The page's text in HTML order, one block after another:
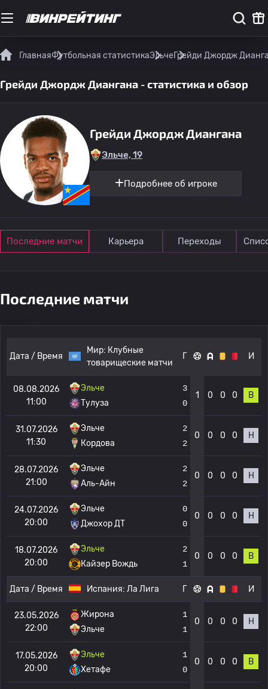
ГлавнаяФутбольная статистикаЭльчеГрейди Джордж
Грейди Джордж Диангана - статистика и обзор
Грейди Джордж Диангана
Эльче, 19
Подробнее об игроке
Последние матчи Карьера Переходы
Последние матчи
Дата / Время
Мир: Клубные
товарищеские матчи
Г И
08.08.2026
11:00
Эльче
Тулуза
3
0
1 0 0 0 В
31.07.2026
11:30
Эльче
Кордова
2
2
0 0 0 0 Н
28.07.2026
21:00
Эльче
Аль-Айн
2
2
0 0 0 0 Н
24.07.2026
20:00
Эльче
Джохор ДТ
0
0
0 0 0 0 Н
18.07.2026
20:00
Эльче
Кайзер Вождь
2
1
0 0 0 0 В
Дата / Время Испания: Ла Лига Г И
23.05.2026
22:00
Жирона
Эльче
1
1
0 0 0 0 Н
17.05.2026
20:00
Эльче
Хетафе
1
0
0 0 0 0 В